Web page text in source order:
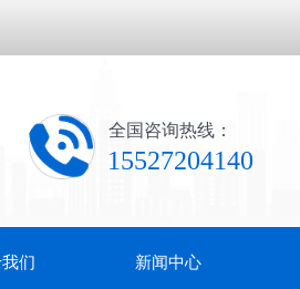
全国咨询热线：
155​27204140
们 新闻中心